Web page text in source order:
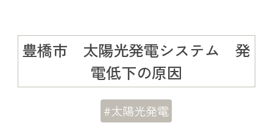
豊橋市 太陽光発電システム 発
電低下の原因
#太陽光発電